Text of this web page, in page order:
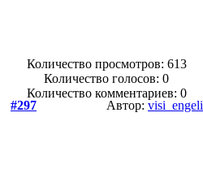
Количество просмотров: 613
Количество голосов:0
Количество комментариев: 0
#297
Автор: visi_engeli